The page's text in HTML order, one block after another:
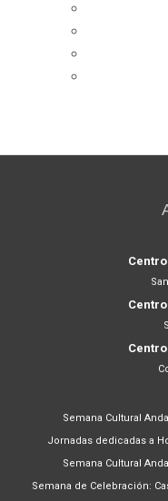
Semana Cultural
Jornadas dedicadas a
Semana Cultural
Semana de Celebración: